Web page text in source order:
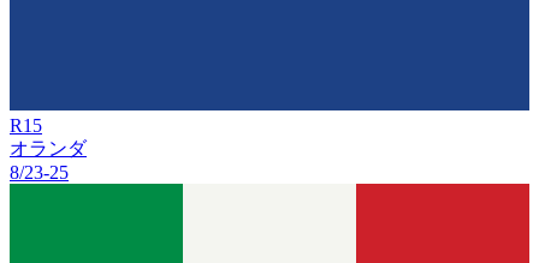
R15
オランダ
8/23-25